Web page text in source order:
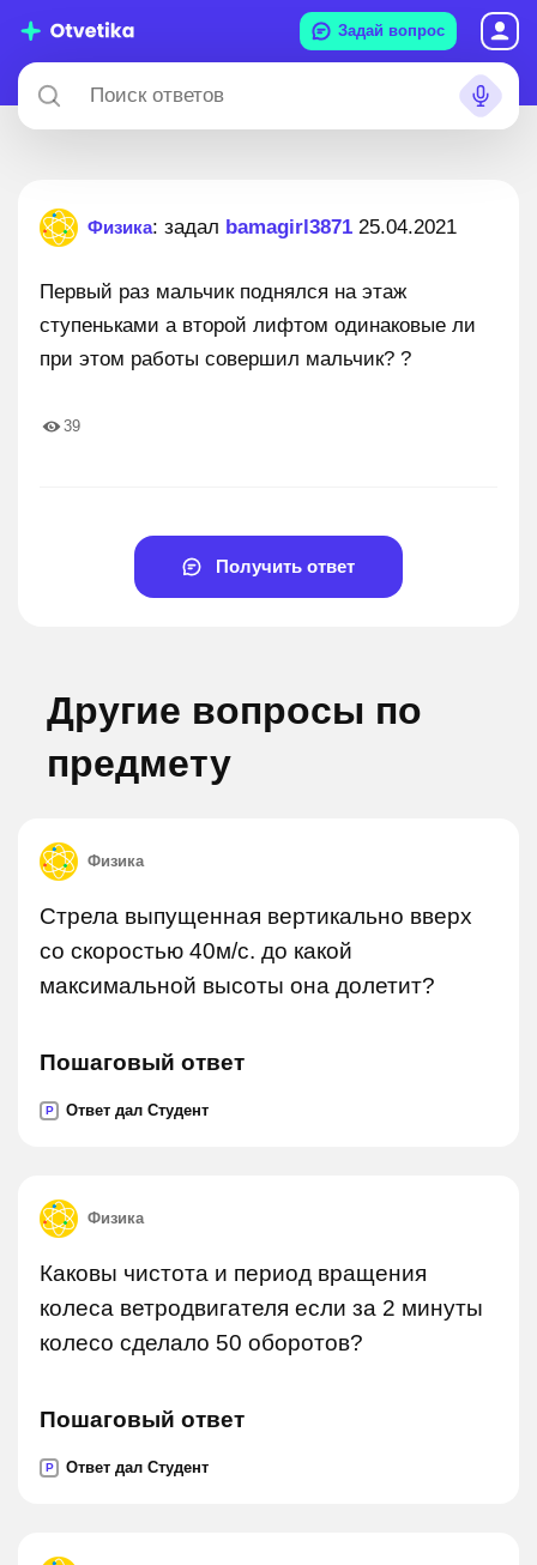
Задай вопрос
Физика: задал bamagirl3871 25.04.2021
Первый раз мальчик поднялся на этаж
ступеньками а второй лифтом одинаковые ли
при этом работы совершил мальчик? ?
39
Получить ответ
Другие вопросы по
предмету
Физика
Стрела выпущенная вертикально вверх
со скоростью 40м/с. до какой
максимальной высоты она долетит?
Пошаговый ответ
P Ответ дал Студент
Физика
Каковы чистота и период вращения
колеса ветродвигателя если за 2 минуты
колесо сделало 50 оборотов?
Пошаговый ответ
P Ответ дал Студент